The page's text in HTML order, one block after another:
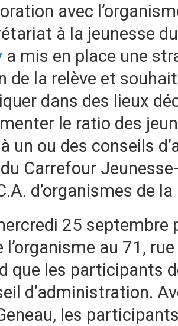
avec
à la jeunesse
a mis en place une
de la relève et
dans des lieux
le ratio des
un ou des conseils
Carrefour
d’organismes de
25
l’organisme au 71,
que les participants
d’administration.
les